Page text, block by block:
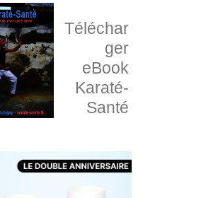
Téléchar
ger
eBook
Karaté-
Santé